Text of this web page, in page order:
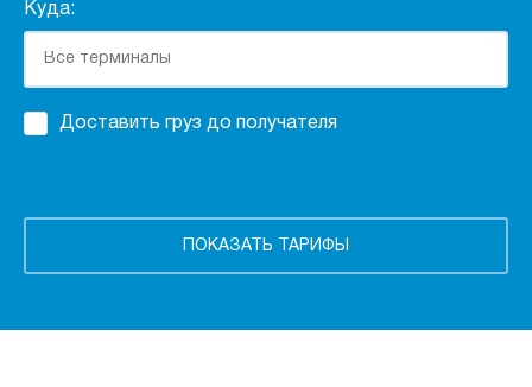
Куда:
Доставить груз до получателя